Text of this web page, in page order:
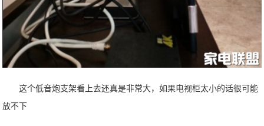
这个低音炮支架看上去还真是非常大，如果电视柜太小的话很可能
放不下